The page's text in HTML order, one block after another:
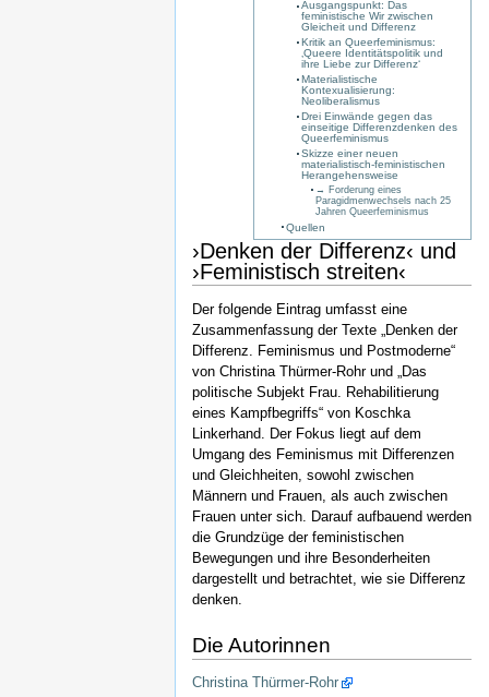
Ausgangspunkt: Das
feministische Wir zwischen
Gleicheit und Differenz
Kritik an Queerfeminismus:
‚Queere Identitätspolitik und
ihre Liebe zur Differenz‘
Materialistische
Kontexualisierung:
Neoliberalismus
Drei Einwände gegen das
einseitige Differenzdenken des
Queerfeminismus
Skizze einer neuen
materialistisch-feministischen
Herangehensweise
→ Forderung eines
Paragidmenwechsels nach 25
Jahren Queerfeminismus
Quellen
›Denken der Differenz‹ und
›Feministisch streiten‹
Der folgende Eintrag umfasst eine
Zusammenfassung der Texte „Denken der
Differenz. Feminismus und Postmoderne“
von Christina Thürmer-Rohr und „Das
politische Subjekt Frau. Rehabilitierung
eines Kampfbegriffs“ von Koschka
Linkerhand. Der Fokus liegt auf dem
Umgang des Feminismus mit Differenzen
und Gleichheiten, sowohl zwischen
Männern und Frauen, als auch zwischen
Frauen unter sich. Darauf aufbauend werden
die Grundzüge der feministischen
Bewegungen und ihre Besonderheiten
dargestellt und betrachtet, wie sie Differenz
denken.
Die Autorinnen
Christina Thürmer-Rohr